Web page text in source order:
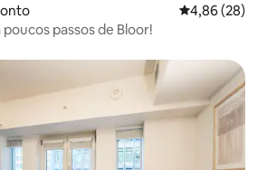
4,86 de uma
4,86 (28)
passos de Bloor!